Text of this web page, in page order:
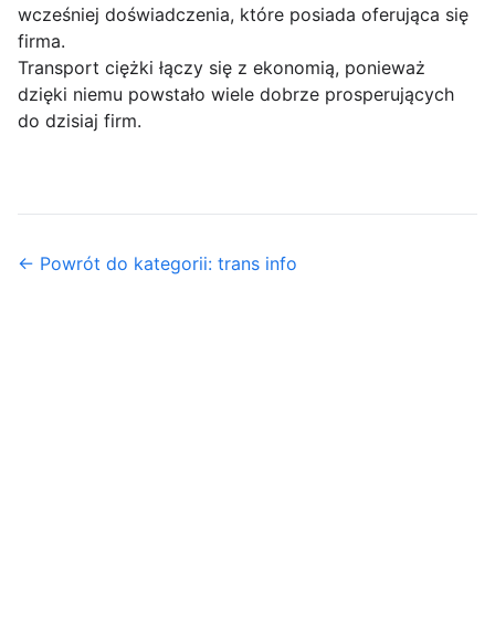
wcześniej doświadczenia, które posiada oferująca się
firma.
Transport ciężki łączy się z ekonomią, ponieważ
dzięki niemu powstało wiele dobrze prosperujących
do dzisiaj firm.
← Powrót do kategorii: trans info